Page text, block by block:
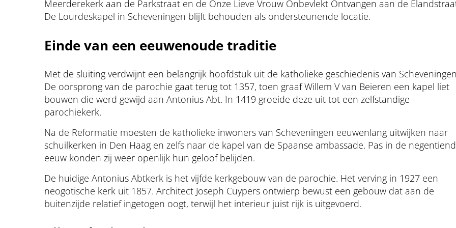
Meerderekerk aan de Parkstraat en de Onze Lieve Vrouw Onbevlekt Ontvangen aan de
De Lourdeskapel in Scheveningen blijft behouden als ondersteunende locatie.
Einde van een eeuwenoude traditie
Met de sluiting verdwijnt een belangrijk hoofdstuk uit de katholieke geschiedenis van
De oorsprong van de parochie gaat terug tot 1357, toen graaf Willem V van Beieren een kapel liet
bouwen die werd gewijd aan Antonius Abt. In 1419 groeide deze uit tot een zelfstandige
parochiekerk.
Na de Reformatie moesten de katholieke inwoners van Scheveningen eeuwenlang uitwijken naar
schuilkerken in Den Haag en zelfs naar de kapel van de Spaanse ambassade. Pas in de
eeuw konden zij weer openlijk hun geloof belijden.
De huidige Antonius Abtkerk is het vijfde kerkgebouw van de parochie. Het verving in 1927 een
neogotische kerk uit 1857. Architect Joseph Cuypers ontwierp bewust een gebouw dat aan de
buitenzijde relatief ingetogen oogt, terwijl het interieur juist rijk is uitgevoerd.